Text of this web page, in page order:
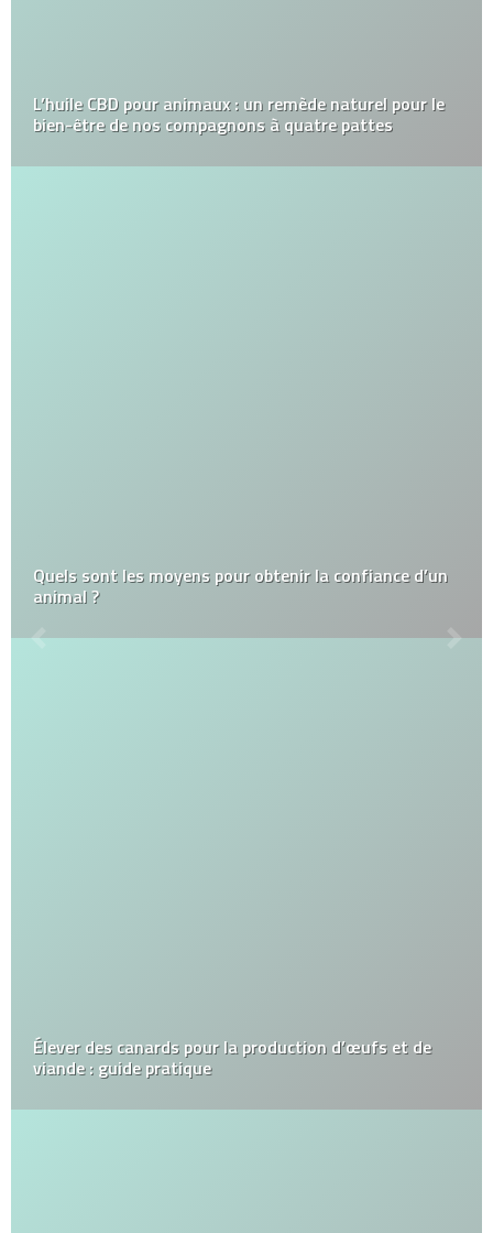
L’huile CBD pour animaux : un remède naturel pour le
bien-être de nos compagnons à quatre pattes
Quels sont les moyens pour obtenir la confiance d’un
animal ?
Élever des canards pour la production d’œufs et de
viande : guide pratique